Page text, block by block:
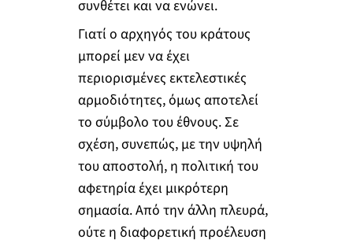
συνθέτει και να ενώνει.
Γιατί ο αρχηγός του κράτους
μπορεί μεν να έχει
περιορισμένες εκτελεστικές
αρμοδιότητες, όμως αποτελεί
το σύμβολο του έθνους. Σε
σχέση, συνεπώς, με την υψηλή
του αποστολή, η πολιτική του
αφετηρία έχει μικρότερη
σημασία. Από την άλλη πλευρά,
ούτε η διαφορετική προέλευση